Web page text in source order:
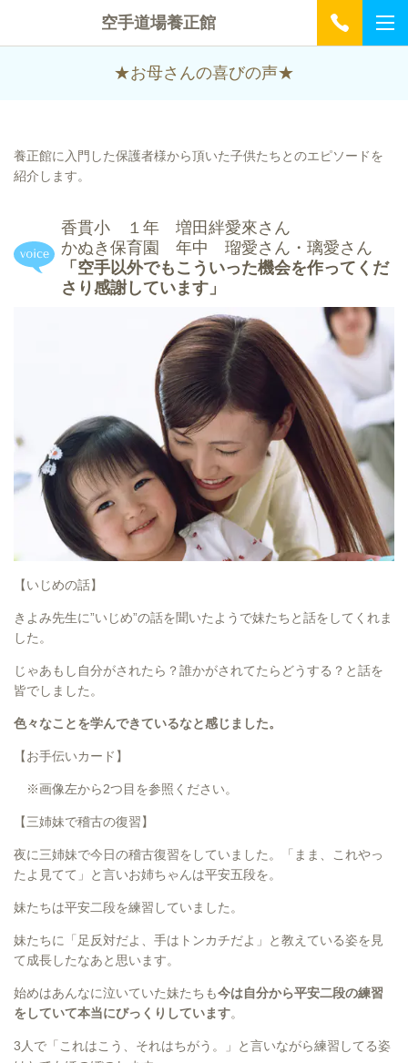
空手道場養正館
★お母さんの喜びの声★
養正館に入門した保護者様から頂いた子供たちとのエピソードを
紹介します。
香貫小 １年 増田絆愛來さん
かぬき保育園 年中 瑠愛さん・璃愛さん
「空手以外でもこういった機会を作ってくだ
さり感謝しています」
【いじめの話】
きよみ先生に”いじめ”の話を聞いたようで妹たちと話をしてくれま
した。
じゃあもし自分がされたら？誰かがされてたらどうする？と話を
皆でしました。
色々なことを学んできているなと感じました。
【お手伝いカード】
※画像左から2つ目を参照ください。
【三姉妹で稽古の復習】
夜に三姉妹で今日の稽古復習をしていました。「まま、これやっ
たよ見てて」と言いお姉ちゃんは平安五段を。
妹たちは平安二段を練習していました。
妹たちに「足反対だよ、手はトンカチだよ」と教えている姿を見
て成長したなあと思います。
始めはあんなに泣いていた妹たちも今は自分から平安二段の練習
をしていて本当にびっくりしています。
3人で「これはこう、それはちがう。」と言いながら練習してる姿